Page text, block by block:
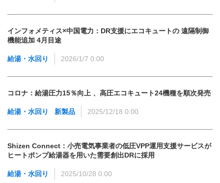
インフォメティス×中国電力：DR支援にエコキュートの 遠隔制御
機能追加 4月目途
給湯・水回り 2026/1/7 0:00
コロナ：給湯圧力15％向上 、高圧エコキュート24機種を順次発売
給湯・水回り 新製品 2025/12/18 0:00
Shizen Connect：小売電気事業者の低圧VPP運用支援サービスが
ヒートポンプ給湯器を用いた需要創出DRに採用
給湯・水回り 2025/10/28 0:00